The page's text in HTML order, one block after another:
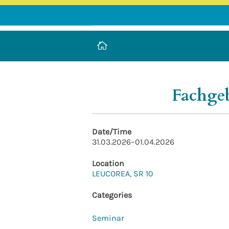
LEUCOREA DE
Stiftung des öffentlichen Rechts
Date/Time
31.03.2026–01.04.2026
Location
LEUCOREA, SR 10
Categories
Seminar